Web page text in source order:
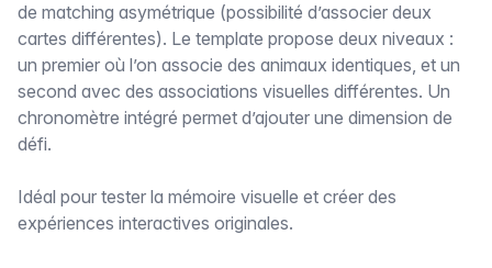
de matching asymétrique (possibilité d’associer deux
cartes différentes). Le template propose deux niveaux :
un premier où l’on associe des animaux identiques, et un
second avec des associations visuelles différentes. Un
chronomètre intégré permet d’ajouter une dimension de
défi.
Idéal pour tester la mémoire visuelle et créer des
expériences interactives originales.